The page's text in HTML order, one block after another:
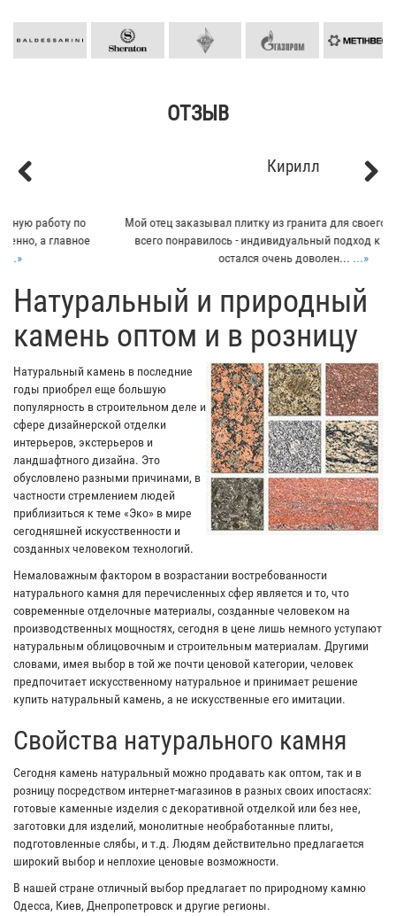
ОТЗЫВ
Мой отец заказывал плитку из гранита для своего дома. Больше
всего понравилось - индивидуальный подход к клиенту. Отец
остался очень доволен......»
​Натуральный и природный
камень оптом и в розницу
Натуральный камень в последние
годы приобрел еще большую
популярность в строительном деле и
сфере дизайнерской отделки
интерьеров, экстерьеров и
ландшафтного дизайна. Это
обусловлено разными причинами, в
частности стремлением людей
приблизиться к теме «Эко» в мире
сегодняшней искусственности и
созданных человеком технологий.
Немаловажным фактором в возрастании востребованности
натурального камня для перечисленных сфер является и то, что
современные отделочные материалы, созданные человеком на
производственных мощностях, сегодня в цене лишь немного уступают
натуральным облицовочным и строительным материалам. Другими
словами, имея выбор в той же почти ценовой категории, человек
предпочитает искусственному натуральное и принимает решение
купить натуральный камень, а не искусственные его имитации.
Свойства натурального камня
Сегодня камень натуральный можно продавать как оптом, так и в
розницу посредством интернет-магазинов в разных своих ипостасях:
готовые каменные изделия с декоративной отделкой или без нее,
заготовки для изделий, монолитные необработанные плиты,
подготовленные слябы, и т.д. Людям действительно предлагается
широкий выбор и неплохие ценовые возможности.
В нашей стране отличный выбор предлагает по природному камню
Одесса, Киев, Днепропетровск и другие регионы.